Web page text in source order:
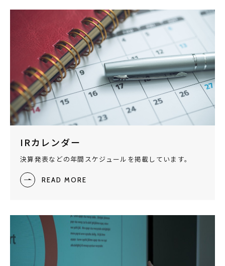
IRカレンダー
決算発表などの年間スケジュールを掲載しています。
READ MORE